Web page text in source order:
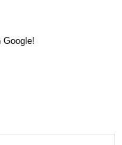
Google!